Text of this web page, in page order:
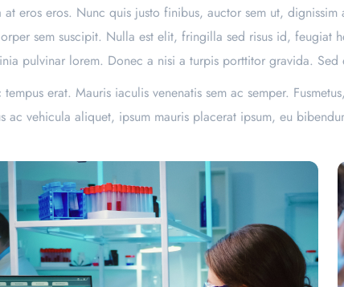
eros eros. Nunc quis justo finibus, auctor sem ut,
sem suscipit. Nulla est elit, fringilla sed risus id, feugiat
pulvinar lorem. Donec a nisi a turpis porttitor gravida. Sed
erat. Mauris iaculis venenatis sem ac semper.
vehicula aliquet, ipsum mauris placerat ipsum, eu